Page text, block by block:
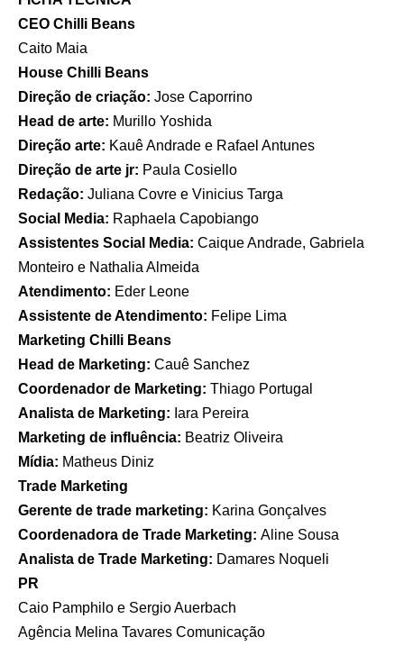
CEO Chilli Beans
Caito Maia
House Chilli Beans
Direção de criação: Jose Caporrino
Head de arte: Murillo Yoshida
Direção arte: Kauê Andrade e Rafael Antunes
Direção de arte jr: Paula Cosiello
Redação: Juliana Covre e Vinicius Targa
Social Media: Raphaela Capobiango
Assistentes Social Media: Caique Andrade, Gabriela
Monteiro e Nathalia Almeida
Atendimento: Eder Leone
Assistente de Atendimento: Felipe Lima
Marketing Chilli Beans
Head de Marketing: Cauê Sanchez
Coordenador de Marketing: Thiago Portugal
Analista de Marketing: Iara Pereira
Marketing de influência: Beatriz Oliveira
Mídia: Matheus Diniz
Trade Marketing
Gerente de trade marketing: Karina Gonçalves
Coordenadora de Trade Marketing: Aline Sousa
Analista de Trade Marketing: Damares Noqueli
PR
Caio Pamphilo e Sergio Auerbach
Agência Melina Tavares Comunicação